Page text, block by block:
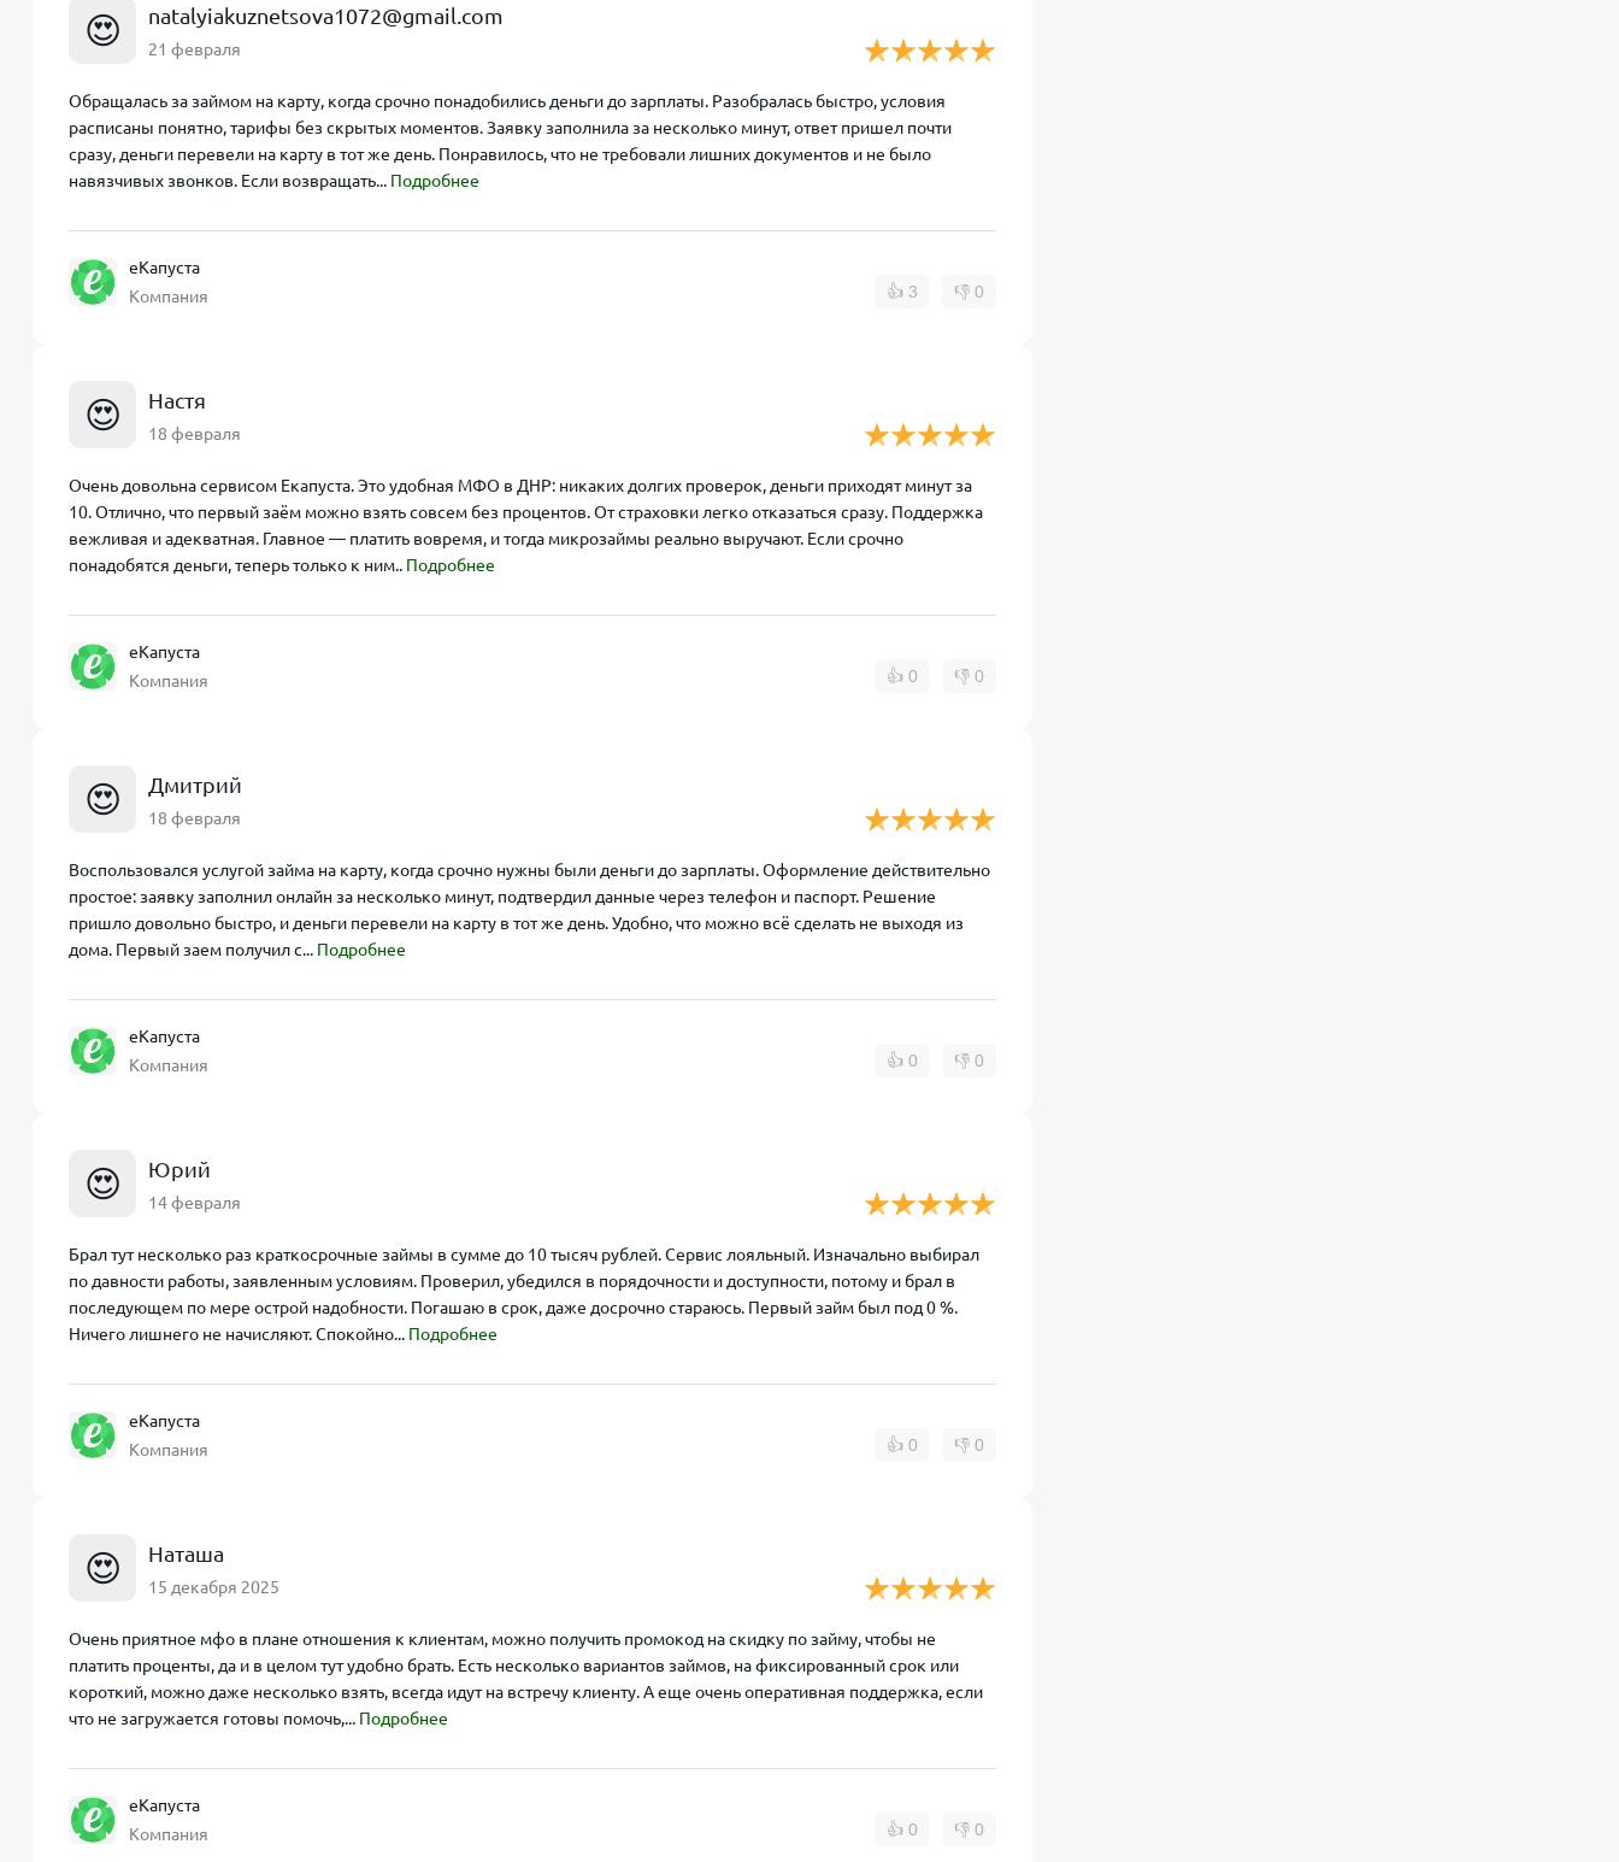
😍 natalyiakuznetsova1072@gmail.com
21 февраля
Обращалась за займом на карту, когда срочно понадобились деньги до зарплаты. Разобралась быстро, условия
расписаны понятно, тарифы без скрытых моментов. Заявку заполнила за несколько минут, ответ пришел почти
сразу, деньги перевели на карту в тот же день. Понравилось, что не требовали лишних документов и не было
навязчивых звонков. Если возвращать... Подробнее
еКапуста
Компания
👍 3 👎 0
😍 Настя
18 февраля
Очень довольна сервисом Екапуста. Это удобная МФО в ДНР: никаких долгих проверок, деньги приходят минут за
10. Отлично, что первый заём можно взять совсем без процентов. От страховки легко отказаться сразу. Поддержка
вежливая и адекватная. Главное — платить вовремя, и тогда микрозаймы реально выручают. Если срочно
понадобятся деньги, теперь только к ним.. Подробнее
еКапуста
Компания
👍 0 👎 0
😍 Дмитрий
18 февраля
Воспользовался услугой займа на карту, когда срочно нужны были деньги до зарплаты. Оформление действительно
простое: заявку заполнил онлайн за несколько минут, подтвердил данные через телефон и паспорт. Решение
пришло довольно быстро, и деньги перевели на карту в тот же день. Удобно, что можно всё сделать не выходя из
дома. Первый заем получил с... Подробнее
еКапуста
Компания
👍 0 👎 0
😍 Юрий
14 февраля
Брал тут несколько раз краткосрочные займы в сумме до 10 тысяч рублей. Сервис лояльный. Изначально выбирал
по давности работы, заявленным условиям. Проверил, убедился в порядочности и доступности, потому и брал в
последующем по мере острой надобности. Погашаю в срок, даже досрочно стараюсь. Первый займ был под 0 %.
Ничего лишнего не начисляют. Спокойно... Подробнее
еКапуста
Компания
👍 0 👎 0
😍 Наташа
15 декабря 2025
Очень приятное мфо в плане отношения к клиентам, можно получить промокод на скидку по займу, чтобы не
платить проценты, да и в целом тут удобно брать. Есть несколько вариантов займов, на фиксированный срок или
короткий, можно даже несколько взять, всегда идут на встречу клиенту. А еще очень оперативная поддержка, если
что не загружается готовы помочь,... Подробнее
еКапуста
Компания
👍 0 👎 0